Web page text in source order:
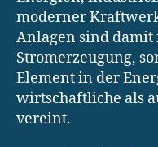
moderner
Anlagen sind
Stromerzeugung,
Element in der
wirtschaftliche als
vereint.